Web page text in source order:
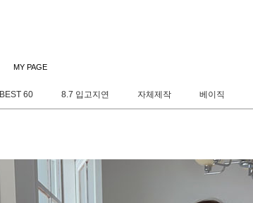
MY PAGE
BEST 60 8.7 입고지연 자체제작 베이직